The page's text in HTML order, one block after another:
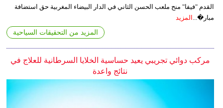
القدم "فيفا" منح ملعب الحسن الثاني في الدار البيضاء المغربية حق استضافة
مبار�...
المزيد
المزيد من التحقيقات السياحية
مركب دوائي تجريبي يعيد حساسية الخلايا السرطانية للعلاج في
نتائج واعدة